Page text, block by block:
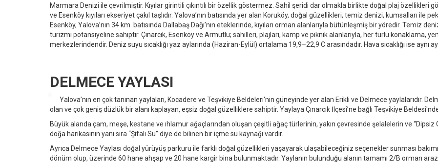
Marmara Denizi ile çevrilmiştir. Kıyılar girintili çıkıntılı bir özellik göstermez. Sahil şeridi dar olmakla birlikte doğal plaj özellikleri
ve Esenköy kıyıları ekseriyet çakıl taşlıdır. Yalova’nın batısında yer alan Koruköy, doğal güzellikleri, temiz denizi, kumsalları ile
Esenköy, Yalova’nın 34 km. batısında Dallabaş Dağı’nın eteklerinde, kıyıları orman alanlarıyla bütünleşmiş bir yöredir. Temiz
turizmi potansiyeline sahiptir. Çınarcık, Esenköy ve Armutlu; sahilleri, plajları, kamp ve piknik alanlarıyla, her türlü konaklama,
merkezlerindendir. Deniz suyu sıcaklığı yaz aylarında (Haziran-Eylül) ortalama 19,9–22,9 C arasındadır. Hava sıcaklığı ise
DELMECE YAYLASI
Yalova’nın en çok tanınan yaylaları, Kocadere ve Teşvikiye Beldeleri'nin güneyinde yer alan Erikli ve Delmece yaylalarıdır.
olan ve çok geniş düzlük bir alanı kaplayan, eşsiz doğal güzelliklere sahiptir. Yaylaya Çınarcık İlçesi’ne bağlı Teşvikiye
Büyük alanda çam, meşe, kestane ve ıhlamur ağaçlarından oluşan çeşitli ağaç türlerinin, yakın çevresinde şelalelerin ve
doğa harikasının yanı sıra “Şifalı Su” diye de bilinen bir içme su kaynağı vardır.
Ayrıca Delmece Yaylası doğal yürüyüş parkuru ile farklı doğal güzellikleri yaşayarak ulaşabileceğiniz seçenekler sunması
dönüm olup, üzerinde 60 hane ahşap ve 20 hane kargir bina bulunmaktadır. Yaylanın bulunduğu alanın tamamı 2/B orman